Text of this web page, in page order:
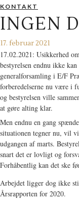
KONTAKT
INGEN
17. februar 2021
17.02.2021: Usikkerhed
bestyrelsen endnu ikke
generalforsamling i E/F
forberedelserne nu være i
og bestyrelsen ville
at gøre alting klar.
Men endnu en gang
situationen tegner nu, vil
udgangen af marts.
snart det er lovligt og
Forhåbentlig kan det ske
Arbejdet ligger dog ikke
Årsrapporten for 2020.